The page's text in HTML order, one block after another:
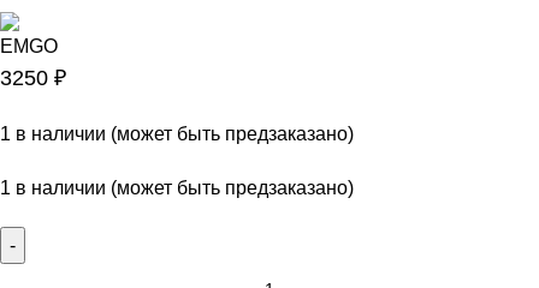
3250 ₽
1 в наличии (может быть предзаказано)
1 в наличии (может быть предзаказано)